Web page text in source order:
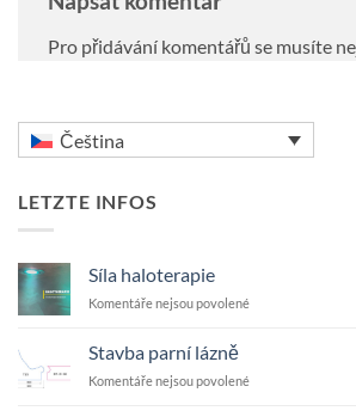
Pro přidávání komentářů se musíte
Čeština
LETZTE INFOS
Síla haloterapie
Komentáře nejsou povolenéu
Síla
Stavba parní lázně
Komentáře nejsou povolenéu